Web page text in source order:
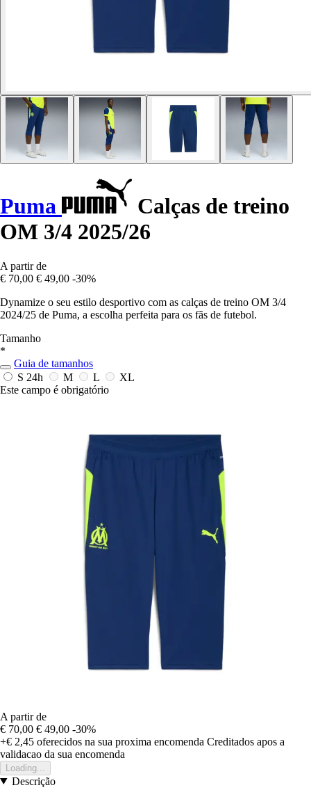
Puma
Calças de treino
OM 3/4 2025/26
A partir de
€ 70,00 € 49,00 -30%
Dynamize o seu estilo desportivo com as calças de treino OM 3/4
2024/25 de Puma, a escolha perfeita para os fãs de futebol.
Tamanho
*
Guia de tamanhos
S 24h M L
XL
Este campo é obrigatório
A partir de
€ 70,00 € 49,00 -30%
+€ 2,45 oferecidos na sua proxima encomenda Creditados apos a
validacao da sua encomenda
Loading...
Descrição